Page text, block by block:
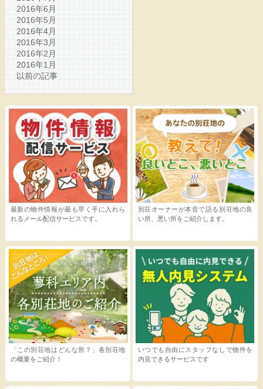
2016年6月
2016年5月
2016年4月
2016年3月
2016年2月
2016年1月
以前の記事
いつでも自由にスタッフなしで物件を
内見できるサービスです
最新の物件情報が最も早く手に入れら
れるメール配信サービスです。
別荘オーナーが本音で語る別荘地の良
い所、悪い所をご紹介します。
「この別荘地はどんな所？」各別荘地
の概要をご紹介！